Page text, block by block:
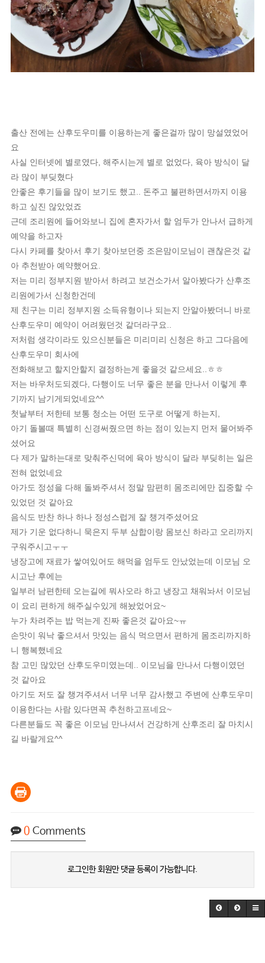
출산 전에는 산후도우미를 이용하는게 좋은걸까 많이 망설였었어
요
사실 인터넷에 별로였다, 해주시는게 별로 없었다, 육아 방식이 달
라 많이 부딪혔다
안좋은 후기들을 많이 보기도 했고.. 돈주고 불편하면서까지 이용
하고 싶진 않았었죠
근데 조리원에 들어와보니 집에 혼자가서 할 엄두가 안나서 급하게
예약을 하고자
다시 카페를 찾아서 후기 찾아보던중 조은맘이모님이 괜찮은것 같
아 추천받아 예약했어요.
저는 미리 정부지원 받아서 하려고 보건소가서 알아봤다가 산후조
리원에가서 신청한건데
제 친구는 미리 정부지원 소득유형이나 되는지 안알아봤더니 바로
산후도우미 예약이 어려웠던것 같더라구요..
저처럼 생각이라도 있으신분들은 미리미리 신청은 하고 그다음에
산후도우미 회사에
전화해보고 할지안할지 결정하는게 좋을것 같으세요..ㅎㅎ
저는 바우처도되겠다, 다행이도 너무 좋은 분을 만나서 이렇게 후
기까지 남기게되었네요^^
첫날부터 저한테 보통 청소는 어떤 도구로 어떻게 하는지,
아기 돌볼때 특별히 신경써줬으면 하는 점이 있는지 먼저 물어봐주
셨어요
다 제가 말하는대로 맞춰주신덕에 육아 방식이 달라 부딪히는 일은
전혀 없었네요
아가도 정성을 다해 돌봐주셔서 정말 맘편히 몸조리에만 집중할 수
있었던 것 같아요
음식도 반찬 하나 하나 정성스럽게 잘 챙겨주셨어요
제가 기운 없다하니 묵은지 두부 삼합이랑 몸보신 하라고 오리까지
구워주시고ㅜㅜ
냉장고에 재료가 쌓여있어도 해먹을 엄두도 안났었는데 이모님 오
시고난 후에는
일부러 남편한테 오는길에 뭐사오라 하고 냉장고 채워놔서 이모님
이 요리 편하게 해주실수있게 해놨었어요~
누가 차려주는 밥 먹는게 진짜 좋은것 같아요~ㅠ
손맛이 워낙 좋으셔서 맛있는 음식 먹으면서 편하게 몸조리까지하
니 행복했네요
참 고민 많았던 산후도우미였는데.. 이모님을 만나서 다행이였던
것 같아요
아기도 저도 잘 챙겨주셔서 너무 너무 감사했고 주변에 산후도우미
이용한다는 사람 있다면꼭 추천하고프네요~
다른분들도 꼭 좋은 이모님 만나셔서 건강하게 산후조리 잘 마치시
길 바랄게요^^
0 Comments
로그인한 회원만 댓글 등록이 가능합니다.